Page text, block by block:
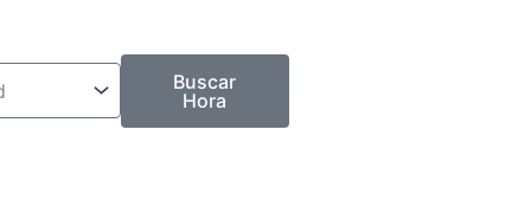
Buscar
Hora